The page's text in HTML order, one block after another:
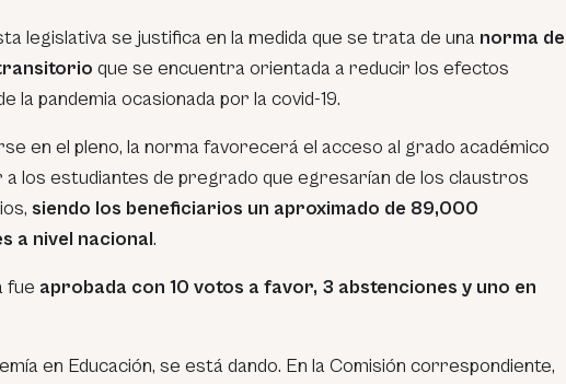
legislativa se justifica en la medida que se trata de una norma de
que se encuentra orientada a reducir los efectos
la pandemia ocasionada por la covid-19.
en el pleno, la norma favorecerá el acceso al grado académico
a los estudiantes de pregrado que egresarían de los claustros
siendo los beneficiarios un aproximado de 89,000
a nivel nacional.
fue aprobada con 10 votos a favor, 3 abstenciones y uno en
en Educación, se está dando. En la Comisión correspondiente,